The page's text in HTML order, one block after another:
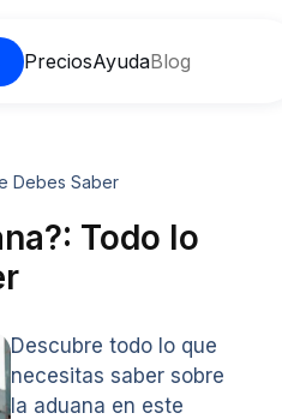
PreciosAyudaBlog
Debes Saber
Todo lo
Descubre todo lo que
necesitas saber sobre
la aduana en este